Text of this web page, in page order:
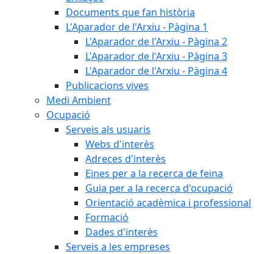
Documents que fan història
L'Aparador de l'Arxiu - Pàgina 1
L'Aparador de l'Arxiu - Pàgina 2
L'Aparador de l'Arxiu - Pàgina 3
L'Aparador de l'Arxiu - Pàgina 4
Publicacions vives
Medi Ambient
Ocupació
Serveis als usuaris
Webs d'interès
Adreces d'interès
Eines per a la recerca de feina
Guia per a la recerca d'ocupació
Orientació acadèmica i professional
Formació
Dades d'interès
Serveis a les empreses